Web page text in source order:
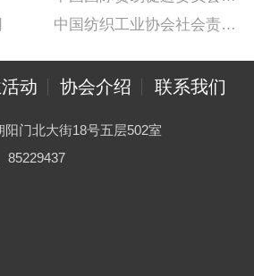
中国纺织工业协会社会责任建设推广委员会
动 协会介绍 联系我们
门北大街18号五层502室
85229437